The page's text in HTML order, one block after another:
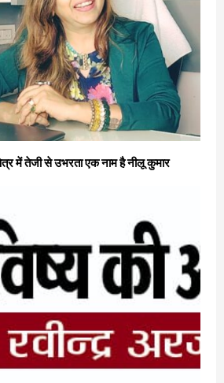
में तेजी से उभरता एक नाम है नीलू कुमार